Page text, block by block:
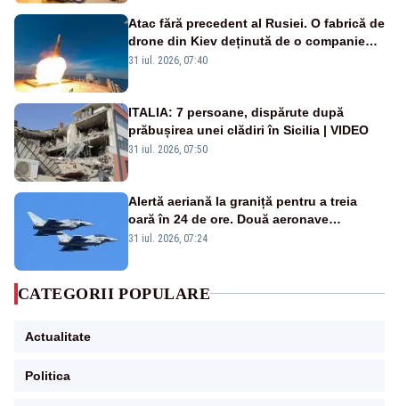
Atac fără precedent al Rusiei. O fabrică de
drone din Kiev deținută de o companie
americană, distrusă de o rachetă
31 iul. 2026, 07:40
ITALIA: 7 persoane, dispărute după
prăbușirea unei clădiri în Sicilia | VIDEO
31 iul. 2026, 07:50
Alertă aeriană la graniță pentru a treia
oară în 24 de ore. Două aeronave
Eurofighter britanice au fost ridicate de la
31 iul. 2026, 07:24
CATEGORII POPULARE
Actualitate
Politica